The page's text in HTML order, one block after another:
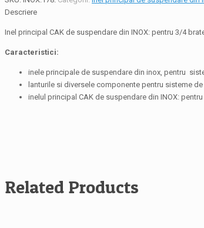
Descriere
Inel principal CAK de suspendare din INOX: pentru 3/4
Caracteristici:
inele principale de suspendare din inox, pentru
lanturile si diversele componente pentru sisteme
inelul principal CAK de suspendare din INOX:
Related Products